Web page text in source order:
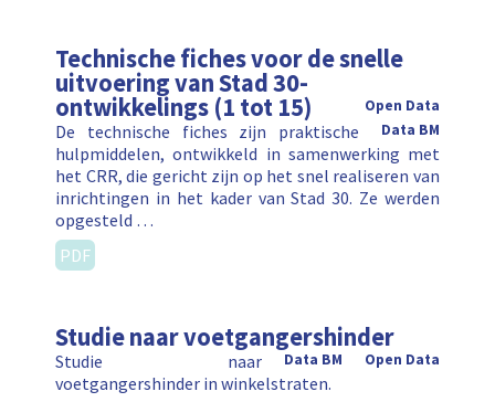
Technische fiches voor de snelle
uitvoering van Stad 30-
ontwikkelings (1 tot 15)
Open Data
Data BM
De technische fiches zijn praktische
hulpmiddelen, ontwikkeld in samenwerking met
het CRR, die gericht zijn op het snel realiseren van
inrichtingen in het kader van Stad 30. Ze werden
opgesteld …
PDF
Studie naar voetgangershinder
Open Data
Data BM
Studie naar
voetgangershinder in winkelstraten.